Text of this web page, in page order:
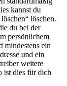
kannst du
löschen.
du bei der
persönlichem
mindestens ein
und ein
weitere
ist dies für dich